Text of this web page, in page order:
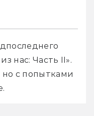
нас: Часть II».
но с попытками